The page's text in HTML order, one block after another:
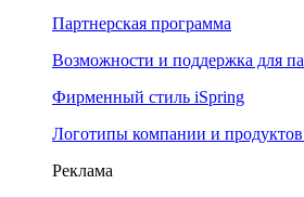
Партнерская программа
Возможности и поддержка для
Фирменный стиль iSpring
Логотипы компании и продуктов
Реклама